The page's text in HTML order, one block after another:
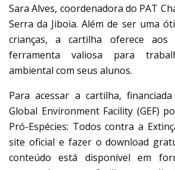
Sara Alves, coordenadora do PAT
Serra da Jiboia. Além de ser uma
crianças, a cartilha oferece aos
ferramenta valiosa para
ambiental com seus alunos.
Para acessar a cartilha,
Global Environment Facility (GEF)
Pró-Espécies: Todos contra a
site oficial e fazer o download
conteúdo está disponível em